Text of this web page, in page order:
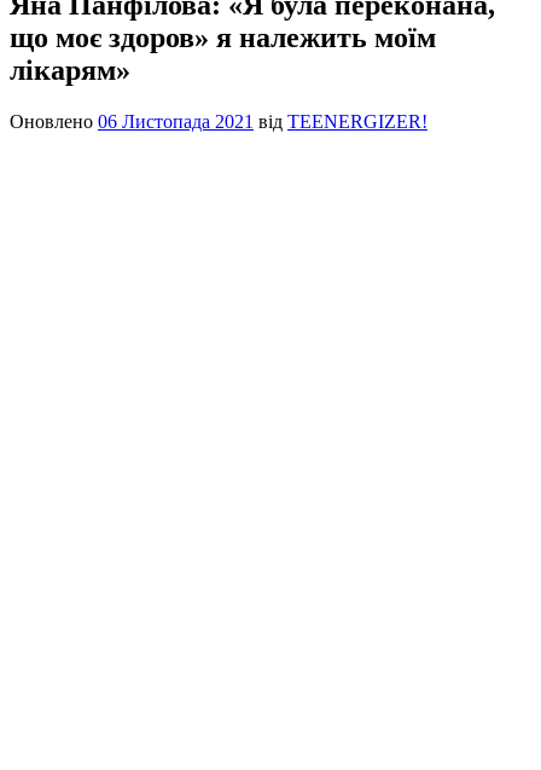
що моє здоров» я належить моїм
лікарям»
Оновлено 06 Листопада 2021 від TEENERGIZER!